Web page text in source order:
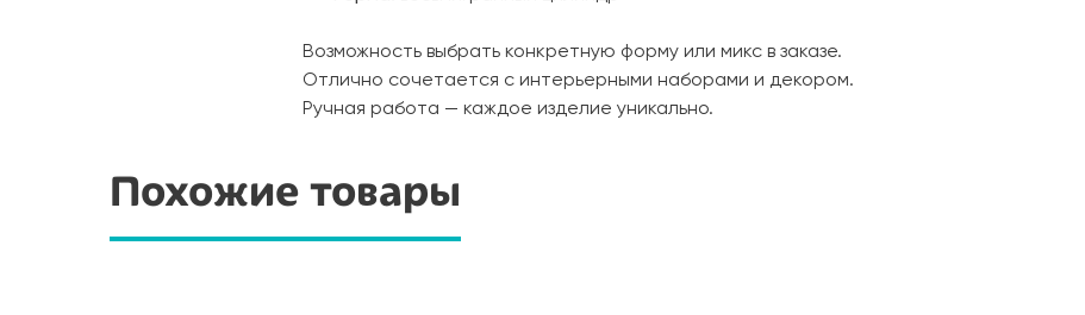
Возможность выбрать конкретную форму или микс в заказе.
Отлично сочетается с интерьерными наборами и декором.
Ручная работа — каждое изделие уникально.
Похожие товары